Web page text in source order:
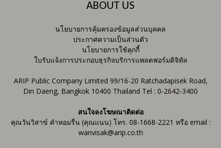
ABOUT US
นโยบายการคุ้มครองข้อมูลส่วนบุคคล
ประกาศความเป็นส่วนตัว
นโยบายการใช้คุกกี้
ใบรับแจ้งการประกอบธุรกิจบริการแพลตฟอร์มดิจิทัล
ARIP Public Company Limited 99/16-20 Ratchadapisek Road,
Din Daeng, Bangkok 10400 Thailand Tel : 0-2642-3400
สนใจลงโฆษณาติดต่อ
คุณวันวิสาข์ คำหอมรื่น (คุณแนน) โทร. 08-1668-2221 หรือ email :
wanvisak@arip.co.th